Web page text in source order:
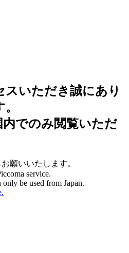
スいただき誠にあり
でのみ閲覧いただ
願いいたします。
service.
be used from Japan.